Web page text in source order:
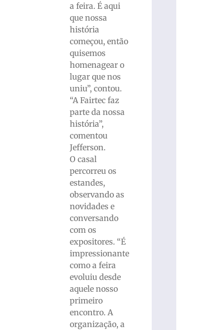
a feira. É aqui
que nossa
história
começou, então
quisemos
homenagear o
lugar que nos
uniu”, contou.
“A Fairtec faz
parte da nossa
história”,
comentou
Jefferson.
O casal
percorreu os
estandes,
observando as
novidades e
conversando
com os
expositores. “É
impressionante
como a feira
evoluiu desde
aquele nosso
primeiro
encontro. A
organização, a